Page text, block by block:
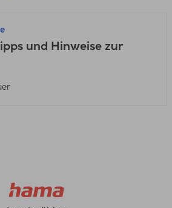
und Hinweise zur